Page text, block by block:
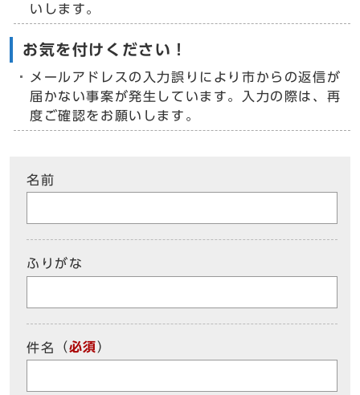
いします。
お気を付けください！
メールアドレスの入力誤りにより市からの返信が
届かない事案が発生しています。入力の際は、再
度ご確認をお願いします。
名前
ふりがな
件名 （必須）